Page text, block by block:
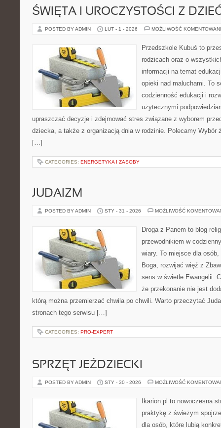
ŚWIĘTA I UROCZYSTOŚCI Z
POSTED BY ADMIN LUT - 1 - 2026 MOŻLIWOŚĆ
Przedszkole Kubuś to
rodzicach oraz o
informacji na temat
opieki nad maluchami. To
codzienność edukacji i
użytecznymi
upraszczać decyzje i zdejmować stres związane z wyborem
dziecka, a także z organizacją dnia w rodzinie. Polecamy Wybór
[…]
CATEGORIES: ENERGETYKA I ZASOBY
JUDAIZM
POSTED BY ADMIN STY - 31 - 2026 MOŻLIWOŚĆ
Droga z Panem to blog
przewodnikiem w
wiary. To miejsce dla
Boga, rozwijać więź z
sens w świetle Ewangelii.
że przekonanie nie jest
którą można przemierzać chwila po chwili. Warto przeczytać
stronach tego serwisu […]
CATEGORIES: PRO-EXPERT
SPRZĘT JEŹDZIECKI
POSTED BY ADMIN STY - 30 - 2026 MOŻLIWOŚĆ
Ikarion.pl to nowoczesna
praktykę z świeżym
dla osób, które lubią